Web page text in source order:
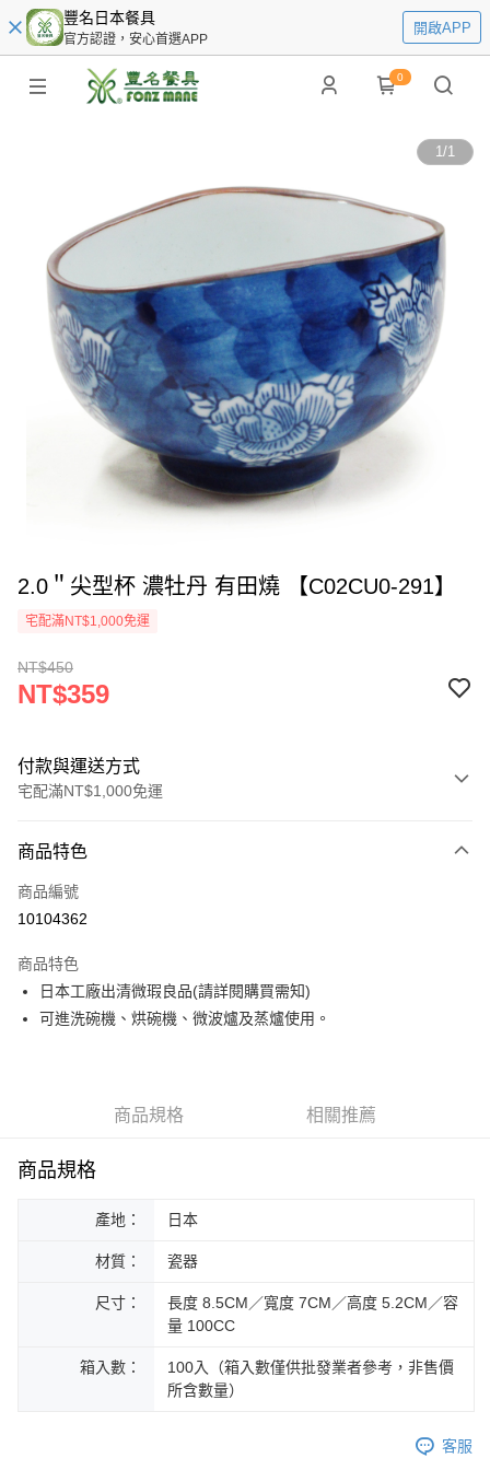
豐名日本餐具
官方認證，安心首選APP
開啟APP
0
1/1
2.0＂尖型杯 濃牡丹 有田燒 【C02CU0-291】
宅配滿NT$1,000免運
NT$450
NT$359
付款與運送方式
宅配滿NT$1,000免運
信用卡一次付款
LINE Pay
街口支付
悠遊付
運送方式
每筆NT$200，滿NT$1,000(含以上)免運費
黑貓外島宅配
每筆NT$360
商品特色
商品編號
10104362
商品特色
日本工廠出清微瑕良品(請詳閱購買需知)
可進洗碗機、烘碗機、微波爐及蒸爐使用。
商品規格 相關推薦
商品規格
產地： 日本
材質： 瓷器
尺寸：
長度 8.5CM／寬度 7CM／高度 5.2CM／容
量 100CC
箱入數：
100入（箱入數僅供批發業者參考，非售價
所含數量）
客服